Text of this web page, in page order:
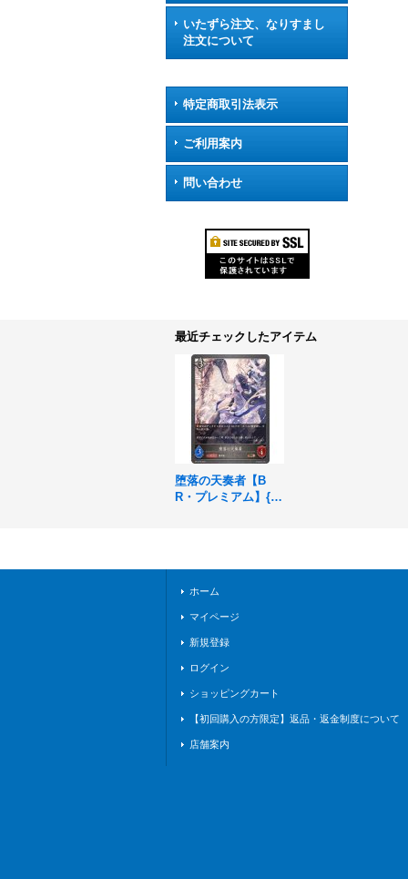
いたずら注文、なりすまし
注文について
特定商取引法表示
ご利用案内
問い合わせ
最近チェックしたアイテム
堕落の天奏者【B
R・プレミアム】{B
ホーム
マイページ
新規登録
ログイン
ショッピングカート
【初回購入の方限定】返品・返金制度について
店舗案内